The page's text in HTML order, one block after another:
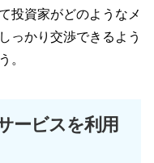
投資家がどのようなメ
っかり交渉できるよう
。
ービスを利用